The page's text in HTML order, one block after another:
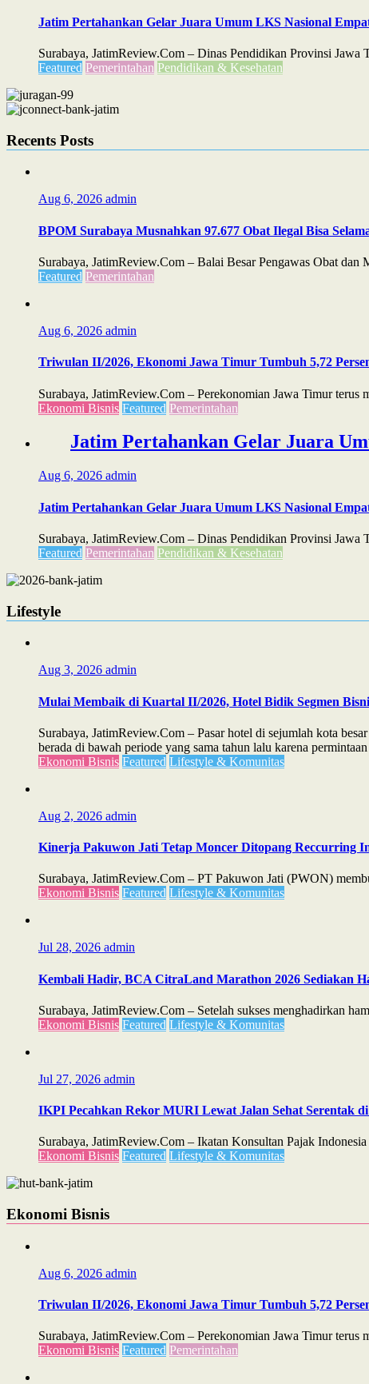
Jatim Pertahankan Gelar Juara Umum LKS Nasional
Surabaya, JatimReview.Com – Dinas Pendidikan Provinsi
Featured Pemerintahan Pendidikan & Kesehatan
Recents Posts
Aug 6, 2026 admin
BPOM Surabaya Musnahkan 97.677 Obat Ilegal Bisa
Surabaya, JatimReview.Com – Balai Besar Pengawas Obat
Featured Pemerintahan
Aug 6, 2026 admin
Triwulan II/2026, Ekonomi Jawa Timur Tumbuh 5,72
Surabaya, JatimReview.Com – Perekonomian Jawa Timur
Ekonomi Bisnis Featured Pemerintahan
Jatim Pertahankan Gelar Juara
Aug 6, 2026 admin
Jatim Pertahankan Gelar Juara Umum LKS Nasional
Surabaya, JatimReview.Com – Dinas Pendidikan Provinsi
Featured Pemerintahan Pendidikan & Kesehatan
Lifestyle
Aug 3, 2026 admin
Mulai Membaik di Kuartal II/2026, Hotel Bidik Segmen
Surabaya, JatimReview.Com – Pasar hotel di sejumlah kota
berada di bawah periode yang sama tahun lalu karena
Ekonomi Bisnis Featured Lifestyle & Komunitas
Aug 2, 2026 admin
Kinerja Pakuwon Jati Tetap Moncer Ditopang Reccurring
Surabaya, JatimReview.Com – PT Pakuwon Jati (PWON)
Ekonomi Bisnis Featured Lifestyle & Komunitas
Jul 28, 2026 admin
Kembali Hadir, BCA CitraLand Marathon 2026 Sediakan
Surabaya, JatimReview.Com – Setelah sukses menghadirkan
Ekonomi Bisnis Featured Lifestyle & Komunitas
Jul 27, 2026 admin
IKPI Pecahkan Rekor MURI Lewat Jalan Sehat Serentak
Surabaya, JatimReview.Com – Ikatan Konsultan Pajak
Ekonomi Bisnis Featured Lifestyle & Komunitas
Ekonomi Bisnis
Aug 6, 2026 admin
Triwulan II/2026, Ekonomi Jawa Timur Tumbuh 5,72
Surabaya, JatimReview.Com – Perekonomian Jawa Timur
Ekonomi Bisnis Featured Pemerintahan